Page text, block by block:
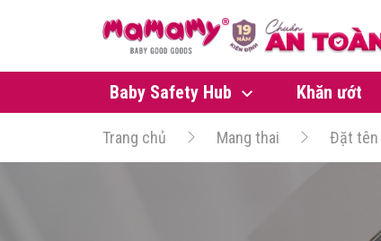
Baby Safety Hub Khăn ướt
Trang chủ Mang thai Đặt tên